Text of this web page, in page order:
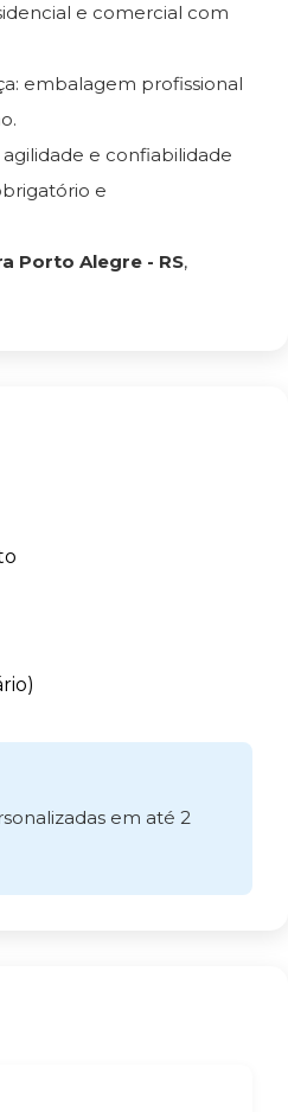
e comercial com
embalagem profissional
e confiabilidade
e
Porto Alegre - RS,
em até 2